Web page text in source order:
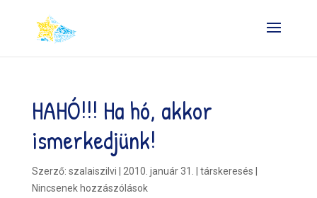
HAHÓ!!! Ha hó, akkor
ismerkedjünk!
Szerző: szalaiszilvi 2010. január 31. társkeresés
Nincsenek hozzászólások